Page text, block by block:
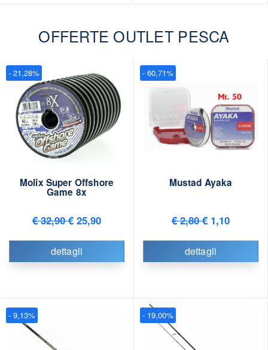
OFFERTE OUTLET PESCA
Molix Super Offshore
Game 8x
€ 32,90€ 25,90
dettagli
- 21,28%
Mustad Ayaka
€ 2,80€ 1,10
dettagli
- 60,71%
- 9,13% - 19,00%